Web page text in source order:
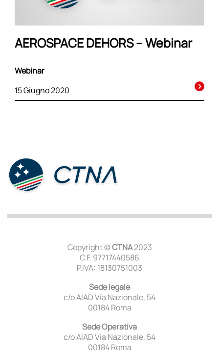
AEROSPACE DEHORS – Webinar
Webinar
15 Giugno 2020
Copyright ©CTNA2023
C.F. 97717440586
P.IVA: 18130751003
Sede legale
c/o AIAD Via Nazionale, 54
00184 Roma
Sede Operativa
c/o AIAD Via Nazionale, 54
00184 Roma